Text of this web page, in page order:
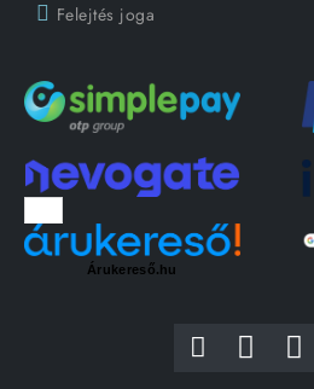
Felejtés joga
Árukereső.hu